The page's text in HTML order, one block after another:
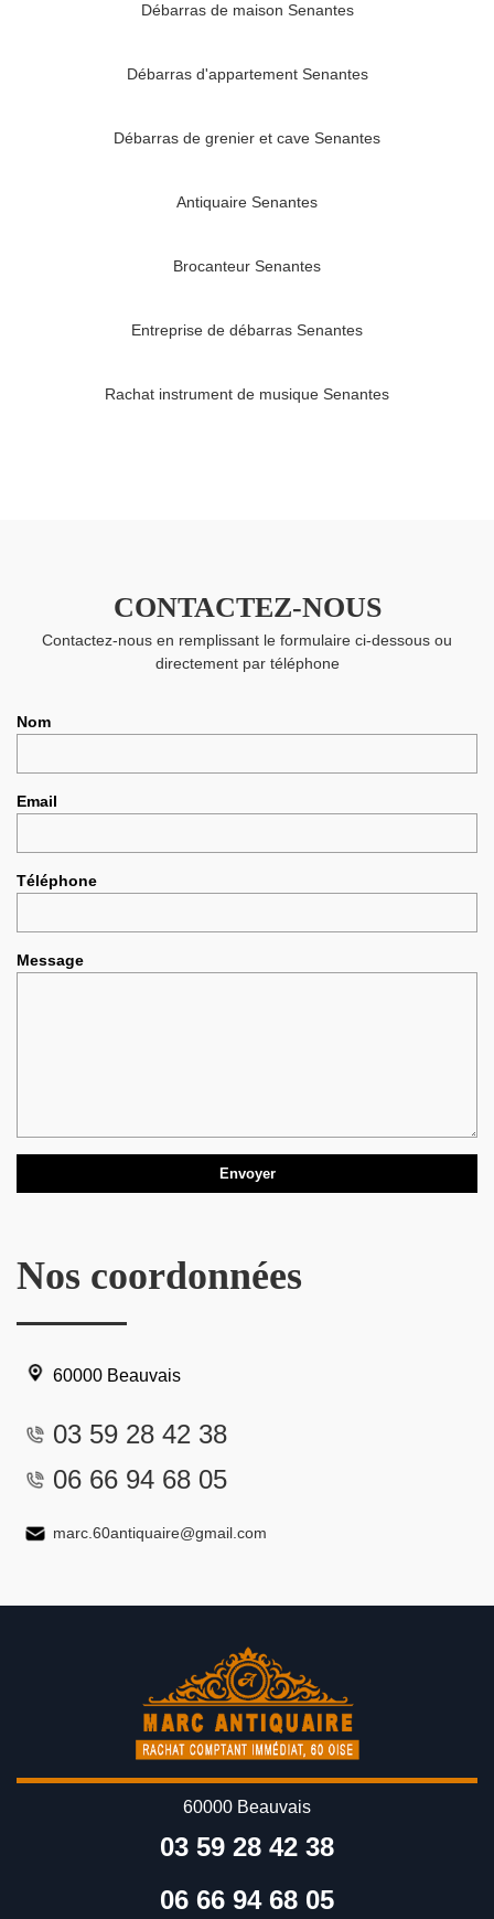
Débarras de maison Senantes
Débarras d'appartement Senantes
Débarras de grenier et cave Senantes
Antiquaire Senantes
Brocanteur Senantes
Entreprise de débarras Senantes
Rachat instrument de musique Senantes
CONTACTEZ-NOUS
Contactez-nous en remplissant le formulaire ci-dessous ou
directement par téléphone
Nom
Email
Téléphone
Message
Nos coordonnées
60000 Beauvais
03 59 28 42 38
06 66 94 68 05
marc.60antiquaire@gmail.com
60000 Beauvais
03 59 28 42 38
06 66 94 68 05